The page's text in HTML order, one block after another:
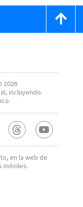
2026
incluyendo
en la web de
móviles.